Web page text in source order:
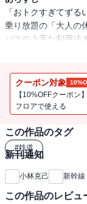
「おトクすぎてず
乗り放題の「大人の
パスの上手な利用
ＪＲほぼ全線を走破
待！クーポン対象
【10%OFFクーポン
フロアで使える
この作品のタグ
#鉄道
新刊通知
小林克己 新幹線
この作品のレビュ